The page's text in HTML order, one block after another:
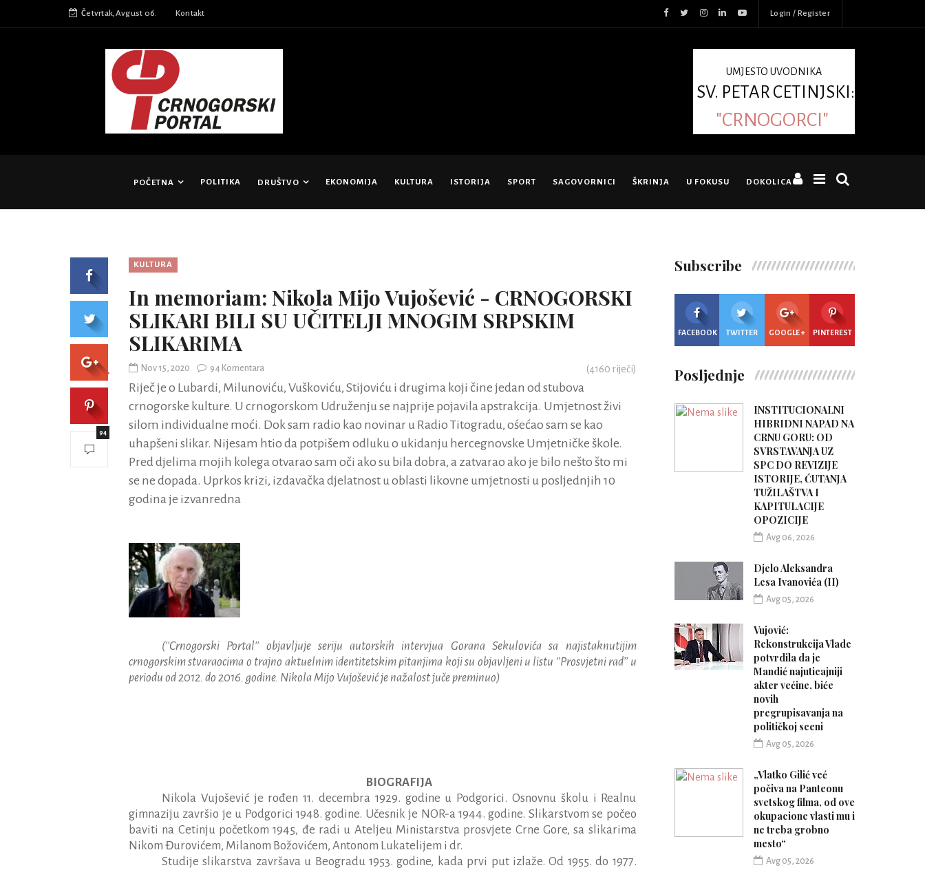
Četvrtak,Avgust 06. Kontakt Login / Register
UMJESTO UVODNIKA
SV. PETAR CETINJSKI:
"CRNOGORCI"
POČETNA POLITIKA DRUŠTVO EKONOMIJA KULTURA ISTORIJA SPORT SAGOVORNICI ŠKRINJA U FOKUSU DOKOLICA
KULTURA
In memoriam: Nikola Mijo Vujošević - CRNOGORSKI
SLIKARI BILI SU UČITELJI MNOGIM SRPSKIM
SLIKARIMA
Nov 15, 2020 94 Komentara (4160 riječi)
Riječ je o Lubardi, Milunoviću, Vuškoviću, Stijoviću i drugima koji čine jedan od stubova
crnogorske kulture. U crnogorskom Udruženju se najprije pojavila apstrakcija. Umjetnost živi
silom individualne moći. Dok sam radio kao novinar u Radio Titogradu, ośećao sam se kao
uhapšeni slikar. Nijesam htio da potpišem odluku o ukidanju hercegnovske Umjetničke škole.
Pred djelima mojih kolega otvarao sam oči ako su bila dobra, a zatvarao ako je bilo nešto što mi
se ne dopada. Uprkos krizi, izdavačka djelatnost u oblasti likovne umjetnosti u posljednjih 10
godina je izvanredna
(''Crnogorski Portal'' objavljuje seriju autorskih intervjua Gorana Sekulovića sa
najistaknutijim
crnogorskimstvaraocima o trajno aktuelnim identitetskim pitanjima kojisu objavljeni u listu ‘’Prosvjetni rad’’ u
periodu od2012. do 2016. godine. Nikola Mijo Vujoševićje nažalost juče preminuo)
BIOGRAFIJA
Nikola Vujošević je rođen 11. decembra 1929. godine u Podgorici. Osnovnu školu i Realnu
gimnaziju završio je u Podgorici 1948. godine. Učesnik je NOR-a 1944. godine. Slikarstvom se počeo
baviti na Cetinju početkom 1945, đe radi u Ateljeu Ministarstva prosvjete Crne Gore, sa slikarima
Nikom Đurovićem, Milanom Božovićem, Antonom Lukatelijem i dr.
Studije slikarstva završava u Beogradu 1953. godine, kada prvi put izlaže. Od 1955. do 1977.
94
Subscribe
FACEBOOK TWITTER GOOGLE + PINTEREST
Posljednje
INSTITUCIONALNI
HIBRIDNI NAPAD NA
CRNU GORU: OD
SVRSTAVANJA UZ
SPC DO REVIZIJE
ISTORIJE, ĆUTANJA
TUŽILAŠTVA I
KAPITULACIJE
OPOZICIJE
Avg 06, 2026
Djelo Aleksandra
Lesa Ivanovića (II)
Avg 05, 2026
Vujović:
Rekonstrukcija Vlade
potvrdila da je
Mandić najuticajniji
akter većine, biće
novih
pregrupisavanja na
političkoj sceni
Avg 05, 2026
„Vlatko Gilić već
počiva na Panteonu
svetskog filma, od ove
okupacione vlasti mu i
ne treba grobno
mesto“
Avg 05, 2026